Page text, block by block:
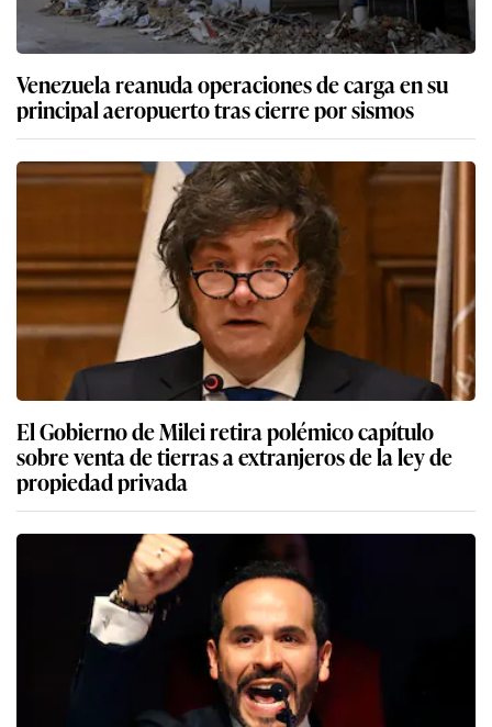
Venezuela reanuda operaciones de carga en su
principal aeropuerto tras cierre por sismos
El Gobierno de Milei retira polémico capítulo
sobre venta de tierras a extranjeros de la ley de
propiedad privada